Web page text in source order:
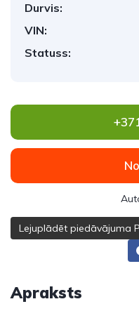
Durvis:
VIN:
Statuss:
Lejuplādēt piedāvājuma
Apraksts